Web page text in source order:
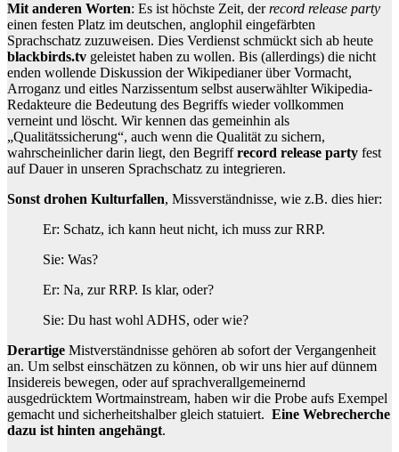
Mit anderen Worten: Es ist höchste Zeit, derrecord release party
einen festen Platz im deutschen, anglophil eingefärbten
Sprachschatz zuzuweisen. Dies Verdienst schmückt sich ab heute
blackbirds.tv geleistet haben zu wollen. Bis (allerdings) die nicht
enden wollende Diskussion der Wikipedianer über Vormacht,
Arroganz und eitles Narzissentum selbst auserwählter Wikipedia-
Redakteure die Bedeutung des Begriffs wieder vollkommen
verneint und löscht. Wir kennen das gemeinhin als
„Qualitätssicherung“, auch wenn die Qualität zu sichern,
wahrscheinlicher darin liegt, den Begriffrecord release party fest
auf Dauer in unseren Sprachschatz zu integrieren.
Sonst drohen Kulturfallen, Missverständnisse, wie z.B. dies hier:
Er: Schatz, ich kann heut nicht, ich muss zur RRP.
Sie: Was?
Er: Na, zur RRP. Is klar, oder?
Sie: Du hast wohl ADHS, oder wie?
Derartige Mistverständnisse gehören ab sofort der Vergangenheit
an. Um selbst einschätzen zu können, ob wir uns hier auf dünnem
Insidereis bewegen, oder auf sprachverallgemeinernd
ausgedrücktem Wortmainstream, haben wir die Probe aufs Exempel
gemacht und sicherheitshalber gleich statuiert. Eine Webrecherche
dazu ist hinten angehängt.